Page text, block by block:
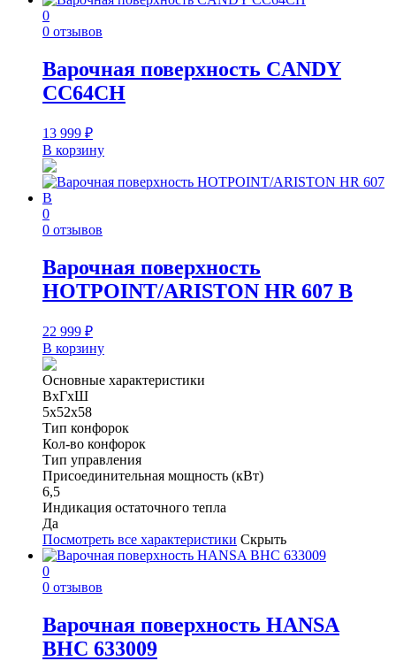
0
0 отзывов
Варочная поверхность CANDY
CC64CH
13 999 ₽
В корзину
0
0 отзывов
Варочная поверхность
HOTPOINT/ARISTON HR 607 B
22 999 ₽
В корзину
Основные характеристики
ВхГхШ
5х52х58
Тип конфорок
Кол-во конфорок
Тип управления
Присоединительная мощность (кВт)
6,5
Индикация остаточного тепла
Да
Посмотреть все характеристики Скрыть
0
0 отзывов
Варочная поверхность HANSA
BHC 633009